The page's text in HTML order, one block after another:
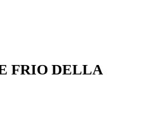
FRIO DELLA